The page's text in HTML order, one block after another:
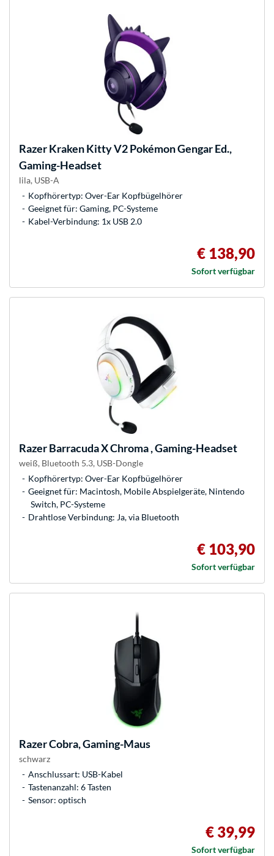
RazerKraken Kitty V2 Pokémon Gengar Ed.,
Gaming-Headset
lila, USB-A
Kopfhörertyp: Over-Ear Kopfbügelhörer
Geeignet für: Gaming, PC-Systeme
Kabel-Verbindung: 1x USB 2.0
€ 138,90
Sofort verfügbar
RazerBarracuda X Chroma , Gaming-Headset
weiß, Bluetooth 5.3, USB-Dongle
Kopfhörertyp: Over-Ear Kopfbügelhörer
Geeignet für: Macintosh, Mobile Abspielgeräte, Nintendo
Switch, PC-Systeme
Drahtlose Verbindung: Ja, via Bluetooth
€ 103,90
Sofort verfügbar
RazerCobra, Gaming-Maus
schwarz
Anschlussart: USB-Kabel
Tastenanzahl: 6 Tasten
Sensor: optisch
€ 39,99
Sofort verfügbar